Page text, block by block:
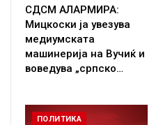
СДСМ АЛАРМИРА:
Мицкоски ја увезува
медиумската
машинерија на Вучиќ и
воведува „српско…
ПОЛИТИКА